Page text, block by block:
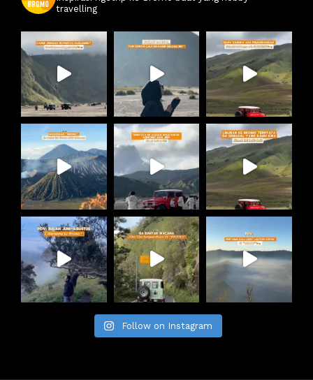
travelling
Follow on Instagram